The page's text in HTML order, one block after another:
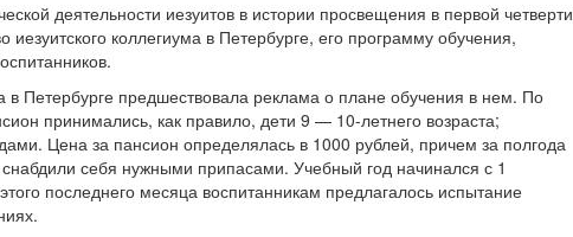
деятельности иезуитов в истории просвещения в первой четверти
коллегиума в Петербурге, его программу обучения,
в Петербурге предшествовала реклама о плане обучения в нем. По
принимались, как правило, дети 9 — 10-летнего возраста;
Цена за пансион определялась в 1000 рублей, причем за полгода
себя нужными припасами. Учебный год начинался с 1
последнего месяца воспитанникам предлагалось испытание